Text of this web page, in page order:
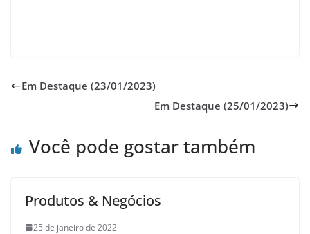
Em Destaque (23/01/2023)
Em Destaque (25/01/2023)
Você pode gostar também
Produtos & Negócios
25 de janeiro de 2022